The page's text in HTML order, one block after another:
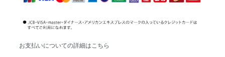
お支払いについての詳細はこちら